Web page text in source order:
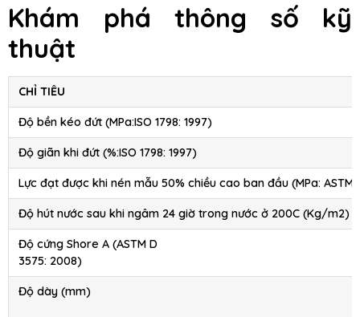
Khám phá thông số kỹ
thuật
CHỈ TIÊU
Độ bền kéo đứt (MPa:ISO 1798: 1997)
Độ giãn khi đứt (%:ISO 1798: 1997)
Lực đạt được khi nén mẫu 50% chiều cao ban đầu (MPa: ASTM
Độ hút nước sau khi ngâm 24 giờ trong nước ở 200C (Kg/m2)
Độ cứng Shore A (ASTM D
3575: 2008)
Độ dày (mm)